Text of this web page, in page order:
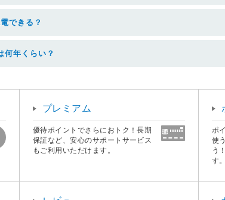
できる？
何年くらい？
プレミアム
優待ポイントでさらにおトク！長期
保証など、安心のサポートサービス
もご利用いただけます。
ポ
使
う
す。